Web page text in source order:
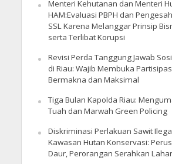
Menteri Kehutanan dan Menteri
HAM:Evaluasi PBPH dan
SSL Karena Melanggar Prinsip
serta Terlibat Korupsi
Revisi Perda Tanggung Jawab
di Riau: Wajib Membuka
Bermakna dan Maksimal
Tiga Bulan Kapolda Riau:
Tuah dan Marwah Green Policing
Diskriminasi Perlakuan Sawit
Kawasan Hutan Konservasi:
Daur, Perorangan Serahkan